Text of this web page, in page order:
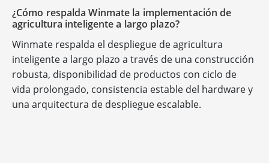
¿Cómo respalda Winmate la implementación de
agricultura inteligente a largo plazo?
Winmate respalda el despliegue de agricultura
inteligente a largo plazo a través de una construcción
robusta, disponibilidad de productos con ciclo de
vida prolongado, consistencia estable del hardware y
una arquitectura de despliegue escalable.